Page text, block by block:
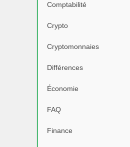
Comptabilité
Crypto
Cryptomonnaies
Différences
Économie
FAQ
Finance